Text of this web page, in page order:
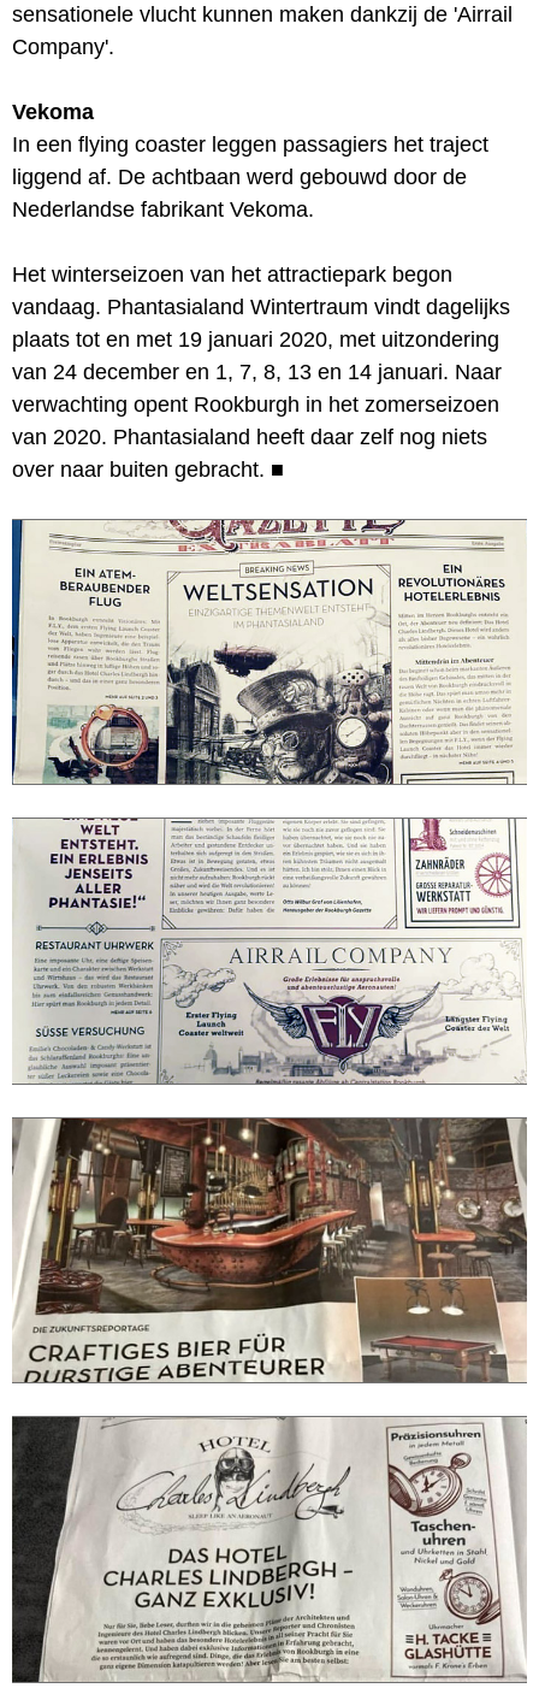
sensationele vlucht kunnen maken dankzij de 'Airrail
Company'.
Vekoma
In een flying coaster leggen passagiers het traject
liggend af. De achtbaan werd gebouwd door de
Nederlandse fabrikant Vekoma.
Het winterseizoen van het attractiepark begon
vandaag. Phantasialand Wintertraum vindt dagelijks
plaats tot en met 19 januari 2020, met uitzondering
van 24 december en 1, 7, 8, 13 en 14 januari. Naar
verwachting opent Rookburgh in het zomerseizoen
van 2020. Phantasialand heeft daar zelf nog niets
over naar buiten gebracht. ■